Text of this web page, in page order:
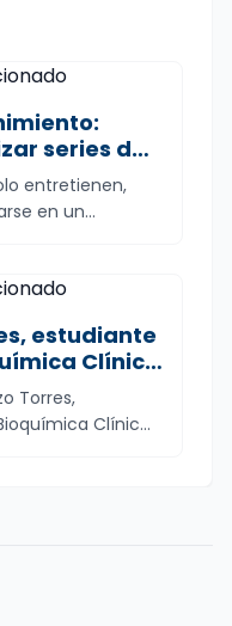
series de
entretienen,
en un...
estudiante
Clínica
fue
en la
Torres,
Clínic...